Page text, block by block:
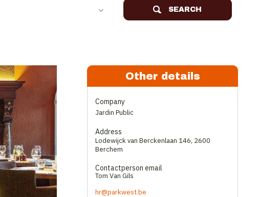
SEARCH
Other details
Company
Jardin Public
Address
Lodewijck van Berckenlaan 146, 2600
Berchem
Contactperson email
Tom Van Gils
hr@parkwest.be